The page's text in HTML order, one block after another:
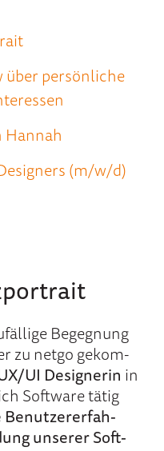
per­sön­liche
Hannah
(m/w/d)
Be­geg­nung
zu netgo ge­kom­
UI Designerin in
Soft­ware tä­tig
Be­nutzer­erfah­
unserer Soft­